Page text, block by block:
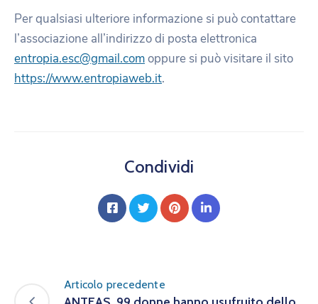
Per qualsiasi ulteriore informazione si può contattare
l’associazione all’indirizzo di posta elettronica
entropia.esc@gmail.comoppure si può visitare il sito
https://www.entropiaweb.it.
Condividi
Articolo precedente